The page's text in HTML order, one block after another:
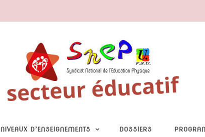
NIVEAUX D’ENSEIGNEMENTS DOSSIERS